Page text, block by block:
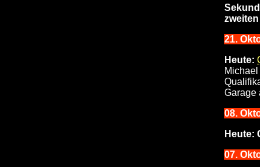
21.
Heute:
Garage
08.
Heute:
07.